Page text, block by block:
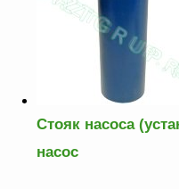
самовывоз
Стояк насоса
насос